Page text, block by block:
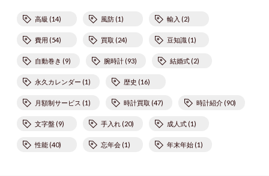
高級 (14) 風防 (1) 輸入 (2)
費用 (54) 買取 (24) 豆知識 (1)
自動巻き (9) 腕時計 (93) 結婚式 (2)
永久カレンダー (1) 歴史 (16)
月額制サービス (1) 時計買取 (47) 時計紹介 (90)
文字盤 (9) 手入れ (20) 成人式 (1)
性能 (40) 忘年会 (1) 年末年始 (1)